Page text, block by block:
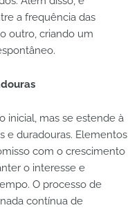
a frequência das
outro, criando um
inicial, mas se estende à
e duradouras. Elementos
com o crescimento
o interesse e
O processo de
contínua de